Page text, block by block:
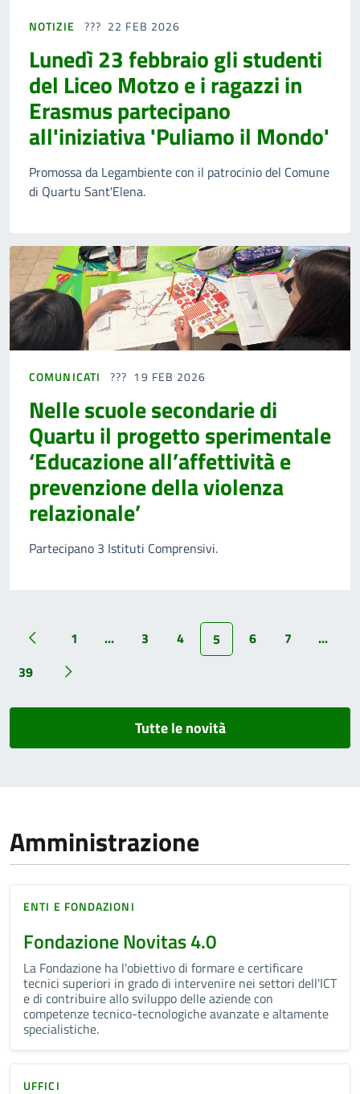
NOTIZIE 22 FEB 2026
Lunedì 23 febbraio gli studenti
del Liceo Motzo e i ragazzi in
Erasmus partecipano
all'iniziativa 'Puliamo il Mondo'
Promossa da Legambiente con il patrocinio del Comune
di Quartu Sant'Elena.
COMUNICATI 19 FEB 2026
Nelle scuole secondarie di
Quartu il progetto sperimentale
‘Educazione all’affettività e
prevenzione della violenza
relazionale’
Partecipano 3 Istituti Comprensivi.
1 ... 3 4 5 6 7
...
39
Tutte le novità
Amministrazione
ENTI E FONDAZIONI
Fondazione Novitas 4.0
La Fondazione ha l'obiettivo di formare e certificare
tecnici superiori in grado di intervenire nei settori dell'ICT
e di contribuire allo sviluppo delle aziende con
competenze tecnico-tecnologiche avanzate e altamente
specialistiche.
UFFICI